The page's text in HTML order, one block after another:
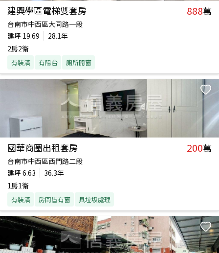
建興學區電梯雙套房 888萬
台南市中西區大同路一段
建坪 19.69
28.1年
2房2衛
有裝潢 有陽台 廁所開窗
國華商圈出租套房 200萬
台南市中西區西門路二段
建坪 6.63
36.3年
1房1衛
有裝潢 房間皆有窗 具垃圾處理